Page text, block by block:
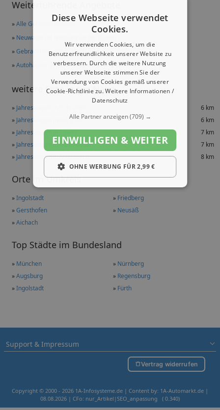
Weiterführende Angebote
»Alle Gebrauchtwagen
» Neuwagen in Neuburg an der Donau
»Gebrauchtwagen in Neuburg an der Donau
»Autohäuser in Neuburg an der Donau
weitere Orte in der Nähe
» Jahreswagen in Rohrenfels
6 km
» Jahreswagen in Bergheim
6 km
» Jahreswagen in Egweil
7 km
» Jahreswagen in Oberhausen
7 km
» Jahreswagen in Nassenfels 8 km
Orte im Umkreis
»Ingolstadt » Friedberg
»Gersthofen » Neusäß
»Aichach
Top Städte im Bundesland
» München » Nürnberg
»Augsburg » Regensburg
»Ingolstadt » Fürth
Support & Impressum
Vertrag widerrufen
Copyright © 2000 - 2026 1A-Infosysteme.de | Content by: 1A-Automarkt.de |
08.08.2026 | CFo: nur_Artikel|SEO_anpassung ( 0.340)
Diese Webseite verwendet
Cookies.
Wir verwenden Cookies, um die
Benutzerfreundlichkeit unserer Website zu
verbessern. Durch die weitere Nutzung
unserer Webseite stimmen Sie der
Verwendung von Cookies gemäß unserer
Cookie-Richtlinie zu.Weitere Informationen /
Datenschutz
Alle Partner anzeigen(709) →
EINWILLIGEN & WEITER
OHNE WERBUNG FÜR 2,99 €